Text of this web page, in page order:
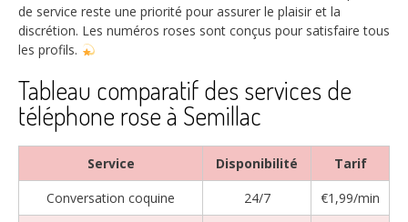
de service reste une priorité pour assurer le plaisir et la
discrétion. Les numéros roses sont conçus pour satisfaire tous
les profils.
Tableau comparatif des services de
téléphone rose à Semillac
Service Disponibilité
Tarif
Conversation coquine
24/7
€1,99/min